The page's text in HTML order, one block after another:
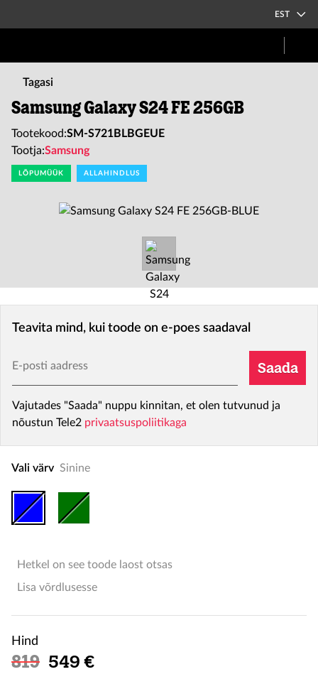
EST
Tagasi
Samsung Galaxy S24 FE 256GB
Tootekood:SM-S721BLBGEUE
Tootja:Samsung
LÕPUMÜÜK ALLAHINDLUS
Teavita mind, kui toode on e-poes saadaval
E-posti aadress
Saada
Vajutades "Saada" nuppu kinnitan, et olen tutvunud ja
nõustun Tele2 privaatsuspoliitikaga
Vali värv Sinine
Hetkel on see toode laost otsas
Lisa võrdlusesse
Hind
819 Soodushind
549 €